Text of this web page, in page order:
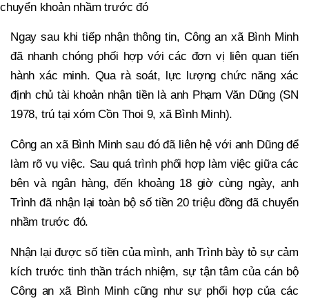
chuyển khoản nhầm trước đó
Ngay sau khi tiếp nhận thông tin, Công an xã Bình Minh
đã nhanh chóng phối hợp với các đơn vị liên quan tiến
hành xác minh. Qua rà soát, lực lượng chức năng xác
định chủ tài khoản nhận tiền là anh Phạm Văn Dũng (SN
1978, trú tại xóm Cồn Thoi 9, xã Bình Minh).
Công an xã Bình Minh sau đó đã liên hệ với anh Dũng để
làm rõ vụ việc. Sau quá trình phối hợp làm việc giữa các
bên và ngân hàng, đến khoảng 18 giờ cùng ngày, anh
Trình đã nhận lại toàn bộ số tiền 20 triệu đồng đã chuyển
nhầm trước đó.
Nhận lại được số tiền của mình, anh Trình bày tỏ sự cảm
kích trước tinh thần trách nhiệm, sự tận tâm của cán bộ
Công an xã Bình Minh cũng như sự phối hợp của các